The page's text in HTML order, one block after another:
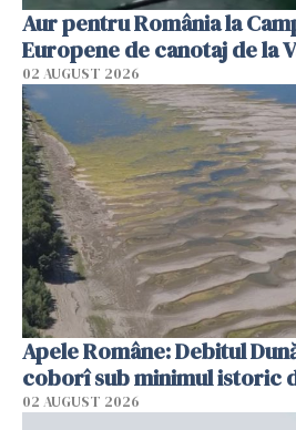
Aur pentru România la
Europene de canotaj de la
02 AUGUST 2026
Apele Române: Debitul
coborî sub minimul istoric
02 AUGUST 2026